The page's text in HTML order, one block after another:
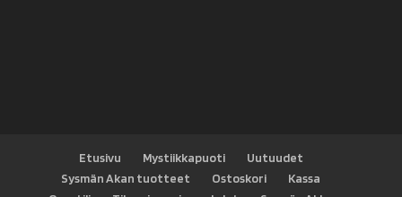
Etusivu Mystiikkapuoti
Uutuudet
Sysmän Akan tuotteet
Ostoskori
Kassa